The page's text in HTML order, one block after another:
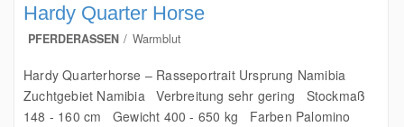
Hardy Quarter Horse
PFERDERASSEN Warmblut
Hardy Quarterhorse – Rasseportrait Ursprung Namibia
Zuchtgebiet Namibia Verbreitung sehr gering Stockmaß
148 - 160 cm Gewicht 400 - 650 kg Farben Palomino